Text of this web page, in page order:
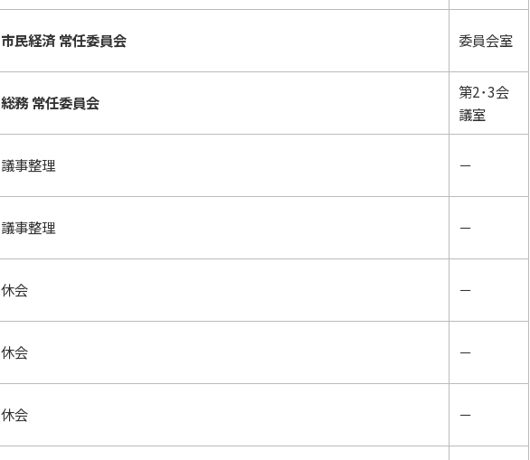
市民経済 常任委員会 委員会室
総務 常任委員会
第2･3会
議室
議事整理 －
議事整理 －
休会 －
休会 －
休会 －